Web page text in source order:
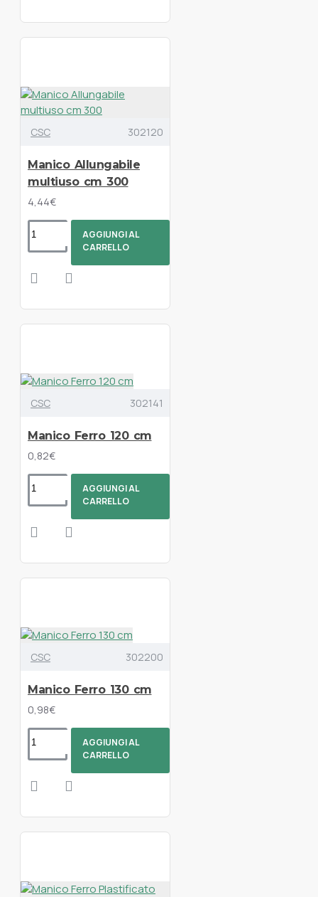
CSC 302120
Manico Allungabile
multiuso cm 300
4,44€
AGGIUNGI AL
CARRELLO
CSC 302141
Manico Ferro 120 cm
0,82€
AGGIUNGI AL
CARRELLO
CSC 302200
Manico Ferro 130 cm
0,98€
AGGIUNGI AL
CARRELLO